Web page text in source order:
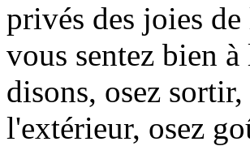
privés des joies
vous sentez bien
disons, osez
l'extérieur, osez